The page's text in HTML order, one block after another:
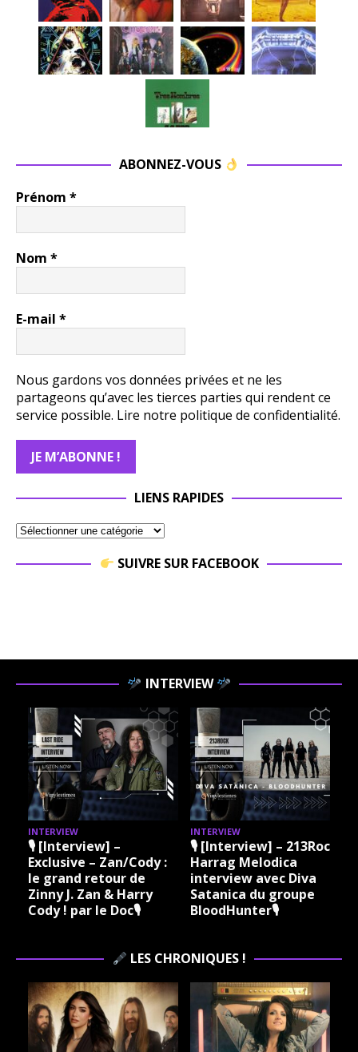
ABONNEZ-VOUS
Prénom *
Nom *
E-mail *
Nous gardons vos données privées et ne les
partageons qu’avec les tierces parties qui rendent ce
service possible. Lire notre politique de confidentialité.
LIENS RAPIDES
SUIVRE SUR FACEBOOK
INTERVIEW
INTERVIEW
🎙 [Interview] –
Exclusive – Zan/Cody :
le grand retour de
Zinny J. Zan & Harry
Cody ! par le Doc🎙
INTERVIEW
🎙 [Interview] – 213Rock
Harrag Melodica
interview avec Diva
Satanica du groupe
BloodHunter🎙
LES CHRONIQUES !